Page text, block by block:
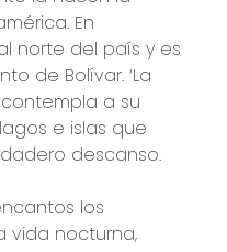
En
norte del país y es
de Bolívar. ‘La
contempla a su
e islas que
descanso.
los
vida nocturna,